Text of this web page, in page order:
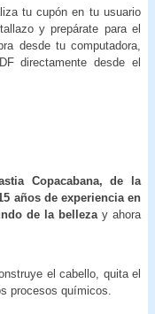
tu cupón en tu usuario
y prepárate para el
desde tu computadora,
directamente desde el
Copacabana, de la
años de experiencia en
de la belleza y ahora
el cabello, quita el
procesos químicos.